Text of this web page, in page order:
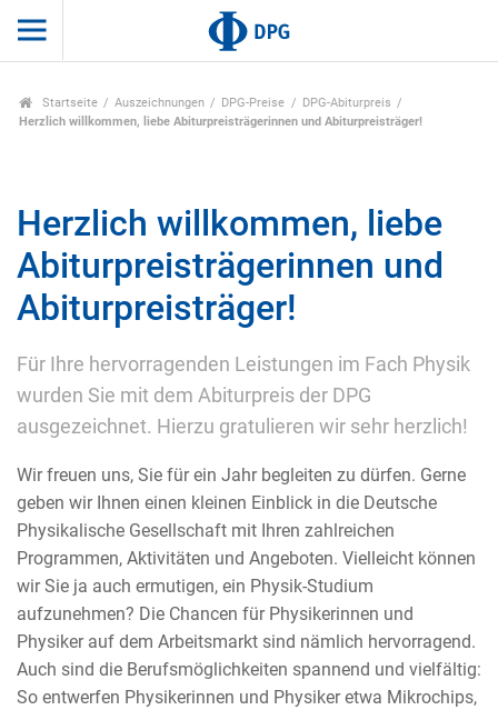
Startseite Auszeichnungen DPG-Preise
DPG-Abiturpreis
Herzlich willkommen, liebe Abiturpreisträgerinnen und Abiturpreisträger!
Herzlich willkommen, liebe
Abiturpreisträgerinnen und
Abiturpreisträger!
Für Ihre hervorragenden Leistungen im Fach Physik
wurden Sie mit dem Abiturpreis der DPG
ausgezeichnet. Hierzu gratulieren wir sehr herzlich!
Wir freuen uns, Sie für ein Jahr begleiten zu dürfen. Gerne
geben wir Ihnen einen kleinen Einblick in die Deutsche
Physikalische Gesellschaft mit Ihren zahlreichen
Programmen, Aktivitäten und Angeboten. Vielleicht können
wir Sie ja auch ermutigen, ein Physik-Studium
aufzunehmen? Die Chancen für Physikerinnen und
Physiker auf dem Arbeitsmarkt sind nämlich hervorragend.
Auch sind die Berufsmöglichkeiten spannend und vielfältig:
So entwerfen Physikerinnen und Physiker etwa Mikrochips,